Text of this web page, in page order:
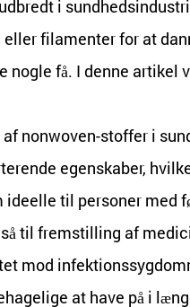
i
filamenter for at
nogle få. I denne
nonwoven-stoffer i
egenskaber,
til personer med
til fremstilling af
mod
at have på i